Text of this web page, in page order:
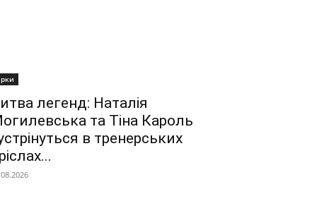
легенд: Наталія
та Тіна Кароль
в тренерських